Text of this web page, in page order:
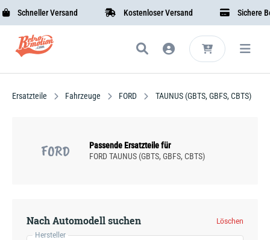
Schneller Versand Kostenloser Versand Sichere
Ersatzteile Fahrzeuge FORD TAUNUS (GBTS, GBFS, CBTS)
FORD
Passende Ersatzteile für
FORD TAUNUS (GBTS, GBFS, CBTS)
Nach Automodell suchen
Löschen
Hersteller